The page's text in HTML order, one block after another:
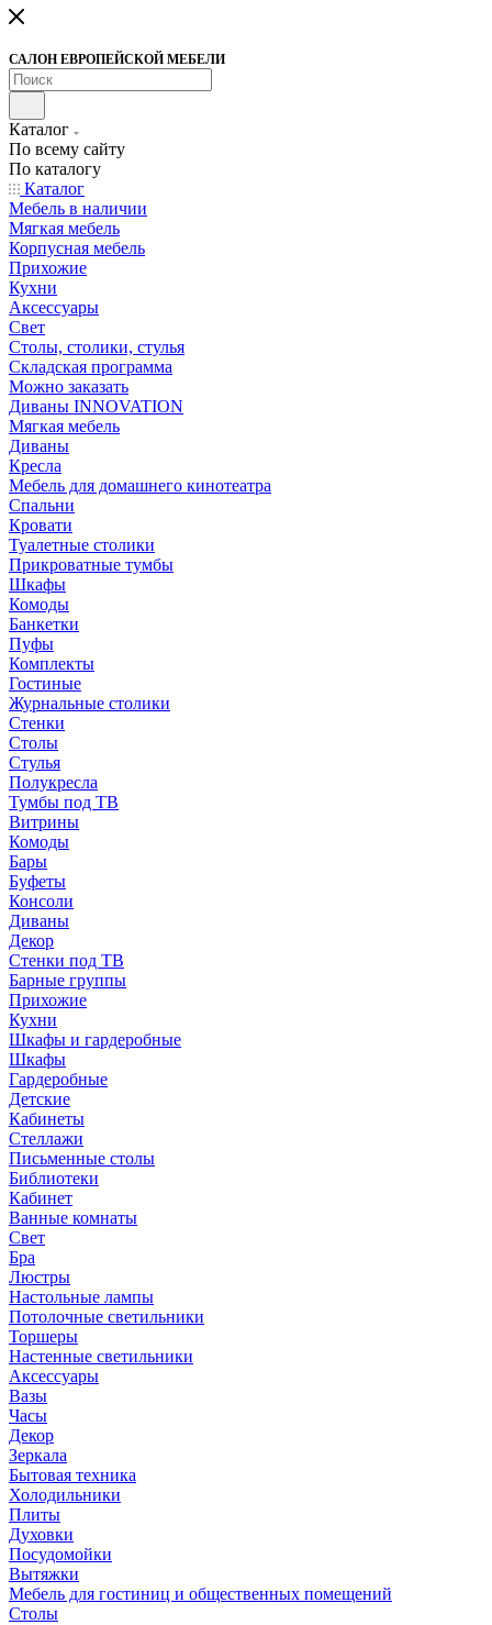
САЛОН ЕВРОПЕЙСКОЙ МЕБЕЛИ
Каталог
По всему сайту
По каталогу
Каталог
Мебель в наличии
Мягкая мебель
Корпусная мебель
Прихожие
Кухни
Аксессуары
Свет
Столы, столики, стулья
Складская программа
Можно заказать
Диваны INNOVATION
Мягкая мебель
Диваны
Кресла
Мебель для домашнего кинотеатра
Спальни
Кровати
Туалетные столики
Прикроватные тумбы
Шкафы
Комоды
Банкетки
Пуфы
Комплекты
Гостиные
Журнальные столики
Стенки
Столы
Стулья
Полукресла
Тумбы под ТВ
Витрины
Комоды
Бары
Буфеты
Консоли
Диваны
Декор
Стенки под ТВ
Барные группы
Прихожие
Кухни
Шкафы и гардеробные
Шкафы
Гардеробные
Детские
Кабинеты
Стеллажи
Письменные столы
Библиотеки
Кабинет
Ванные комнаты
Свет
Бра
Люстры
Настольные лампы
Потолочные светильники
Торшеры
Настенные светильники
Аксессуары
Вазы
Часы
Декор
Зеркала
Бытовая техника
Холодильники
Плиты
Духовки
Посудомойки
Вытяжки
Мебель для гостиниц и общественных помещений
Столы